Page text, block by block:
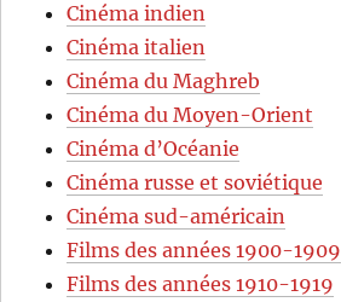
Cinéma indien
Cinéma italien
Cinéma du Maghreb
Cinéma du Moyen-Orient
Cinéma d’Océanie
Cinéma russe et soviétique
Cinéma sud-américain
Films des années 1900-1909
Films des années 1910-1919